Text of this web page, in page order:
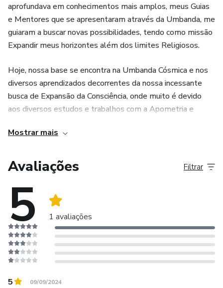
Este e-book é um guia essencial para todos que desejam
aprofundar sua prática e conhecimento sobre Obá na
Umbanda.
espirituais e mergulhar no mundo mágico de Obá. Adquira
já o E-book "Mistérios de Aruanda - Obá" e fortaleça sua
relação com esse poderoso Orixá.
aprofundava em conhecimentos mais amplos, meus Guias
e Mentores que se apresentaram através da Umbanda, me
guiaram a buscar novas possibilidades, tendo como missão
Expandir meus horizontes além dos limites Religiosos.
Hoje, nossa base se encontra na Umbanda Cósmica e nos
diversos aprendizados decorrentes da nossa incessante
busca de Expansão da Consciência, onde muito é devido
aos diversos estudos e trabalhos com a Apometria e
Mostrar mais
Avaliações
5 1 avaliações
Filtrar
5 09/09/2024